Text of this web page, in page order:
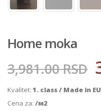
Home moka
3,981.00RSD
Kvalitet: 1. class / Made in EU
Cena za: /м2